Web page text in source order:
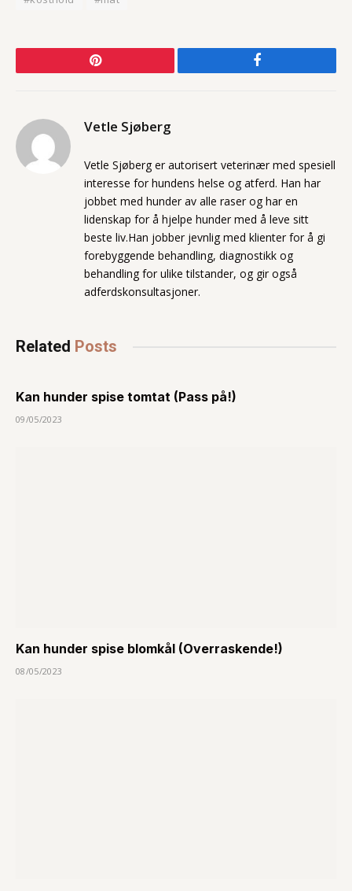
Pinterest Facebook
Vetle Sjøberg
Vetle Sjøberg er autorisert veterinær med spesiell
interesse for hundens helse og atferd. Han har
jobbet med hunder av alle raser og har en
lidenskap for å hjelpe hunder med å leve sitt
beste liv.Han jobber jevnlig med klienter for å gi
forebyggende behandling, diagnostikk og
behandling for ulike tilstander, og gir også
adferdskonsultasjoner.
Related Posts
Kan hunder spise tomtat (Pass på!)
09/05/2023
Kan hunder spise blomkål (Overraskende!)
08/05/2023